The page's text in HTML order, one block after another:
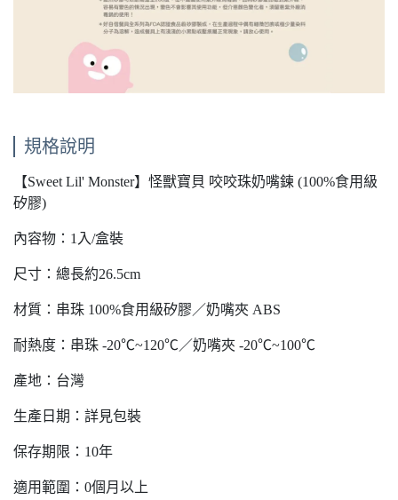
規格說明
【Sweet Lil' Monster】怪獸寶貝 咬咬珠奶嘴鍊 (100%食用級
矽膠)
內容物：1入/盒裝
尺寸：總長約26.5cm
材質：串珠 100%食用級矽膠／奶嘴夾 ABS
耐熱度：串珠 -20℃~120℃／奶嘴夾 -20℃~100℃
產地：台灣
生產日期：詳見包裝
保存期限：10年
適用範圍：0個月以上